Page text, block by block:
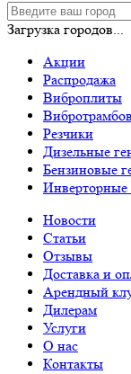
Загрузка городов...
Акции
Распродажа
Виброплиты
Резчики
Дизельные
Бензиновые
Инверторные
Новости
Статьи
Отзывы
Доставка и
Арендный
Дилерам
Услуги
О нас
Контакты